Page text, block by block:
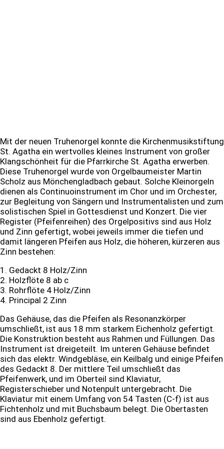
Mit der neuen Truhenorgel konnte die Kirchenmusikstiftung
St. Agatha ein wertvolles kleines Instrument von großer
Klangschönheit für die Pfarrkirche St. Agatha erwerben.
Diese Truhenorgel wurde von Orgelbaumeister Martin
Scholz aus Mönchengladbach gebaut. Solche Kleinorgeln
dienen als Continuoinstrument im Chor und im Orchester,
zur Begleitung von Sängern und Instrumentalisten und zum
solistischen Spiel in Gottesdienst und Konzert. Die vier
Register (Pfeifenreihen) des Orgelpositivs sind aus Holz
und Zinn gefertigt, wobei jeweils immer die tiefen und
damit längeren Pfeifen aus Holz, die höheren, kürzeren aus
Zinn bestehen:
1. Gedackt 8 Holz/Zinn
2. Holzflöte 8 ab c
3. Rohrflöte 4 Holz/Zinn
4. Principal 2 Zinn
Das Gehäuse, das die Pfeifen als Resonanzkörper
umschließt, ist aus 18 mm starkem Eichenholz gefertigt.
Die Konstruktion besteht aus Rahmen und Füllungen. Das
Instrument ist dreigeteilt. Im unteren Gehäuse befindet
sich das elektr. Windgebläse, ein Keilbalg und einige Pfeifen
des Gedackt 8. Der mittlere Teil umschließt das
Pfeifenwerk, und im Oberteil sind Klaviatur,
Registerschieber und Notenpult untergebracht. Die
Klaviatur mit einem Umfang von 54 Tasten (C-f) ist aus
Fichtenholz und mit Buchsbaum belegt. Die Obertasten
sind aus Ebenholz gefertigt.